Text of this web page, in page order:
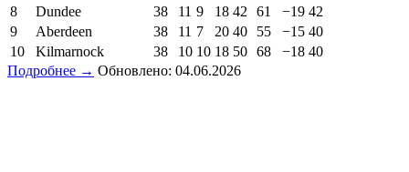
8
Dundee 38 11 9 18 42 61 −19 42
9
Aberdeen 38 11 7 20 40 55 −15 40
10
Kilmarnock 38 10 10 18 50 68 −18 40
Подробнее → Обновлено: 04.06.2026